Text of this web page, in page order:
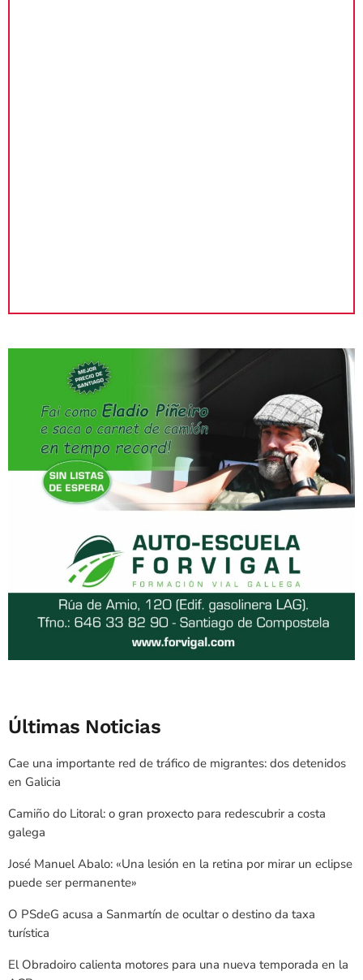
Últimas Noticias
Cae una importante red de tráfico de migrantes: dos detenidos
en Galicia
Camiño do Litoral: o gran proxecto para redescubrir a costa
galega
José Manuel Abalo: «Una lesión en la retina por mirar un eclipse
puede ser permanente»
O PSdeG acusa a Sanmartín de ocultar o destino da taxa
turística
El Obradoiro calienta motores para una nueva temporada en la